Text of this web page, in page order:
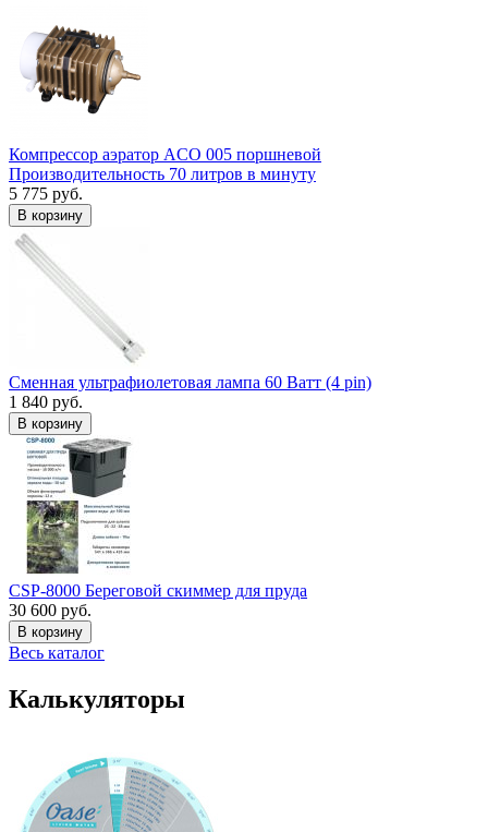
Компрессор аэратор ACO 005 поршневой
Производительность 70 литров в минуту
5 775 руб.
В корзину
Сменная ультрафиолетовая лампа 60 Ватт (4 pin)
1 840 руб.
В корзину
CSP-8000 Береговой скиммер для пруда
30 600 руб.
В корзину
Весь каталог
Калькуляторы